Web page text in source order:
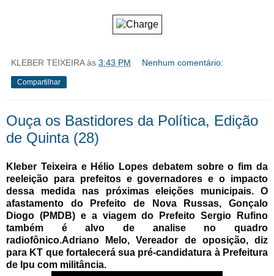
KLEBER TEIXEIRA às 3:43 PM Nenhum comentário:
Compartilhar
Ouça os Bastidores da Política, Edição
de Quinta (28)
Kleber Teixeira e Hélio Lopes debatem sobre o fim da
reeleição para prefeitos e governadores e o impacto
dessa medida nas próximas eleições municipais. O
afastamento do Prefeito de Nova Russas, Gonçalo
Diogo (PMDB) e a viagem do Prefeito Sergio Rufino
também é alvo de analise no quadro
radiofônico.Adriano Melo, Vereador de oposição, diz
para KT que fortalecerá sua pré-candidatura à Prefeitura
de Ipu com militância.